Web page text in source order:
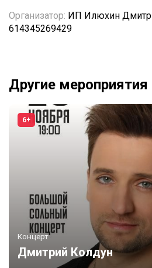
Организатор: ИП Илюхин
614345269429
Другие
6+
Концерт
Дмитрий Колдун